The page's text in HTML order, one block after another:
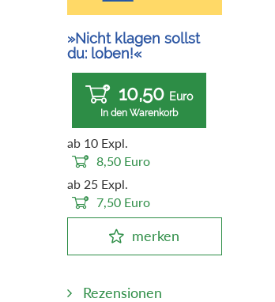
»Nicht klagen sollst
du: loben!«
10,50 Euro
In den Warenkorb
ab 10 Expl.
8,50 Euro
ab 25 Expl.
7,50 Euro
merken
Rezensionen